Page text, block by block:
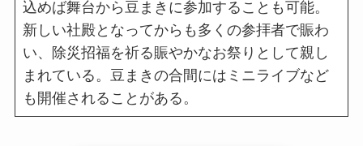
込めば舞台から豆まきに参加することも可能。
新しい社殿となってからも多くの参拝者で賑わ
い、除災招福を祈る賑やかなお祭りとして親し
まれている。豆まきの合間にはミニライブなど
も開催されることがある。